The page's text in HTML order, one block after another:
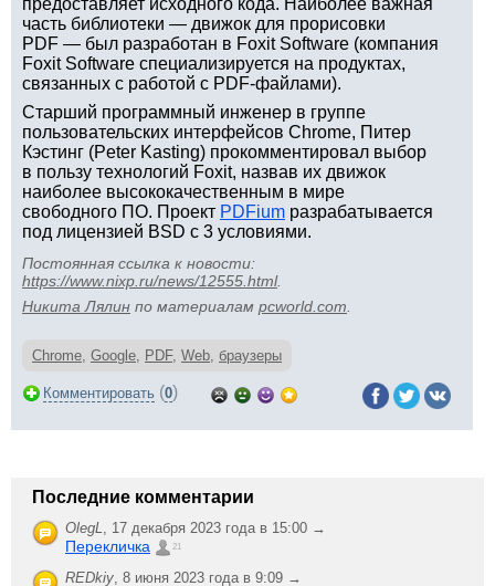
предоставляет исходного кода. Наиболее важная
часть библиотеки — движок для прорисовки
PDF — был разработан в Foxit Software (компания
Foxit Software специализируется на продуктах,
связанных с работой с PDF-файлами).
Старший программный инженер в группе
пользовательских интерфейсов Chrome, Питер
Кэстинг (Peter Kasting) прокомментировал выбор
в пользу технологий Foxit, назвав их движок
наиболее высококачественным в мире
свободного ПО. Проект PDFium разрабатывается
под лицензией BSD с 3 условиями.
Постоянная ссылка к новости:
https://www.nixp.ru/news/12555.html.
Никита Лялин по материалам pcworld.com
Chrome, Google, PDF, Web, браузеры
Комментировать (0)
Последние комментарии
OlegL, 17 декабря 2023 года в 15:00 →
Перекличка 21
REDkiy, 8 июня 2023 года в 9:09 →